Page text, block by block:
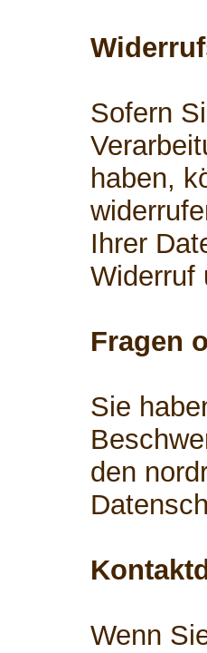
Sofern
haben,
Ihrer
Widerruf
Fragen
Sie
den
Wenn